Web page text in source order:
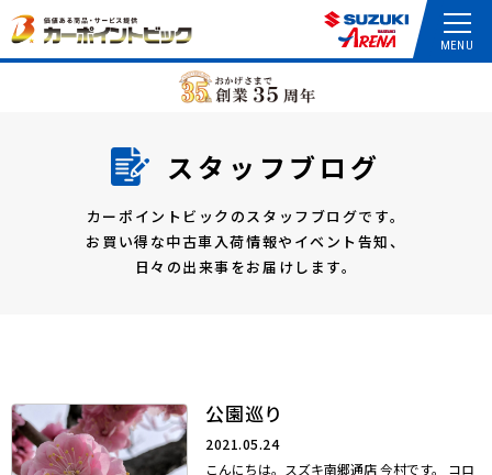
スタッフブログ
カーポイントビックのスタッフブログです。
お買い得な中古車入荷情報やイベント告知、
日々の出来事をお届けします。
公園巡り
2021.05.24
こんにちは。スズキ南郷通店 今村です。 コロ